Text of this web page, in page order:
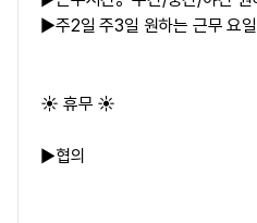
▶주2일 주3일 원하는 근무 요
☀️ 휴무 ☀️
▶협의